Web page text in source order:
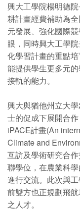
興大工學院楊明德
耕計畫經費補助為
元發展、強化國際
眼，同時興大工學
化學習計畫的重點
能提供學生更多元
接軌的能力。
興大與猶他州立大
士的促成下展開合
iPACE計畫(An
Climate and
互訪及學術研究合
聯學位，在農業科
進行交流。此次與
前雙方也正規劃飛
之人才。